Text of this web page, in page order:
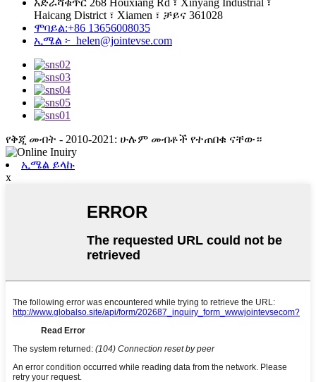
Haicang District ፣ Xiamen ፣ ቻይና 361028
ሞባይል:+86 13656008035
ኢሜል ፦ helen@jointevse.com
የቅጂ መብት - 2010-2021: ሁሉም መብቶች የተጠበቁ ናቸው።
ኢሜል ይላኩ
x